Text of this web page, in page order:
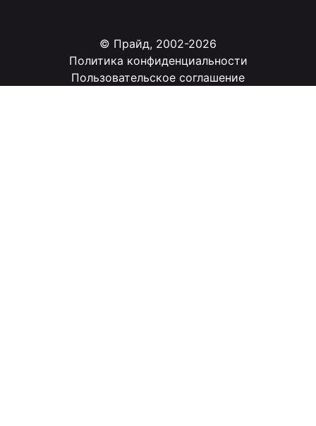
© Прайд, 2002-2026
Политика конфиденциальности
Пользовательское соглашение